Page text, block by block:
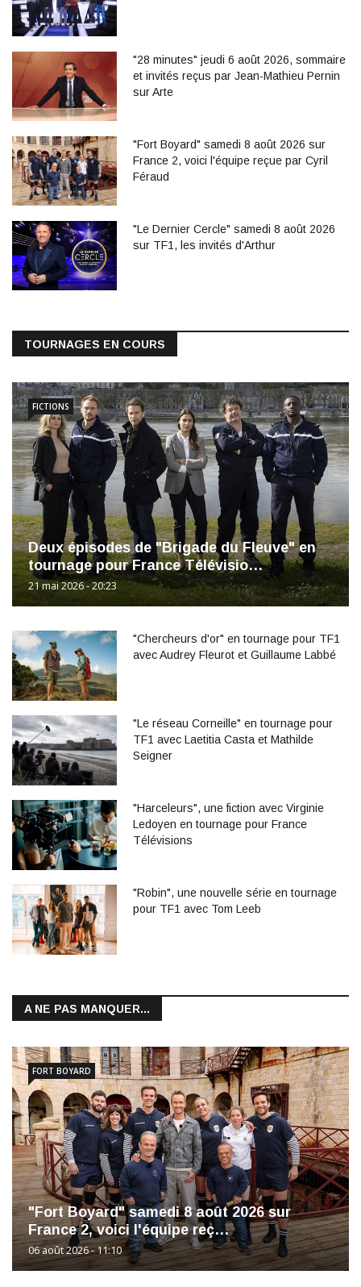
"28 minutes" jeudi 6 août 2026, sommaire
et invités reçus par Jean-Mathieu Pernin
sur Arte
"Fort Boyard" samedi 8 août 2026 sur
France 2, voici l'équipe reçue par Cyril
Féraud
"Le Dernier Cercle" samedi 8 août 2026
sur TF1, les invités d'Arthur
TOURNAGES EN COURS
Deux épisodes de "Brigade du Fleuve" en
tournage pour France Télévisio…
21 mai 2026 - 20:23
FICTIONS
"Chercheurs d'or" en tournage pour TF1
avec Audrey Fleurot et Guillaume Labbé
"Le réseau Corneille" en tournage pour
TF1 avec Laetitia Casta et Mathilde
Seigner
"Harceleurs", une fiction avec Virginie
Ledoyen en tournage pour France
Télévisions
"Robin", une nouvelle série en tournage
pour TF1 avec Tom Leeb
A NE PAS MANQUER...
"Fort Boyard" samedi 8 août 2026 sur
France 2, voici l'équipe reç…
06 août 2026 - 11:10
FORT BOYARD